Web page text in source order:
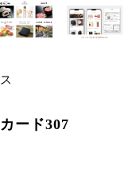
ード307